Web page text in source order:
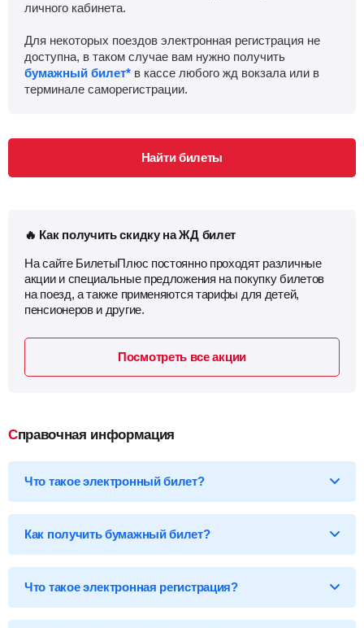
личного кабинета.
Для некоторых поездов электронная регистрация не
доступна, в таком случае вам нужно получить
бумажный билет* в кассе любого жд вокзала или в
терминале саморегистрации.
Найти билеты
🔥 Как получить скидку на ЖД билет
На сайте БилетыПлюс постоянно проходят различные
акции и специальные предложения на покупку билетов
на поезд, а также применяются тарифы для детей,
пенсионеров и другие.
Посмотреть все акции
Справочная информация
Что такое электронный билет?
котором указаны детали вашей поездки, а также данные о
пассажире.
Как получить бумажный билет?
В кассе ж/д вокзала — сообщите кассиру 14-ти
Что такое электронная регистрация?